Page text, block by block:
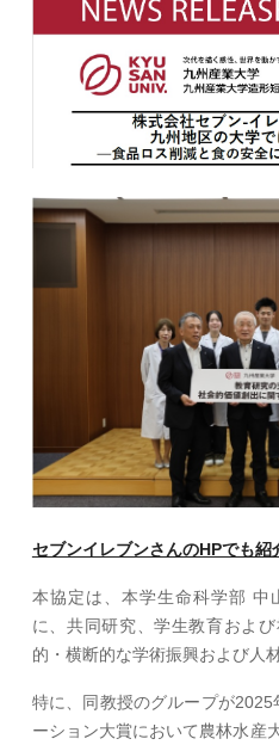
セブンイレブンさんのHPでも紹
本協定は、本学生命科学部 中
に、共同研究、学生教育およ
的・横断的な学術振興および人
特に、同教授のグループが
ーション大賞において農林水産